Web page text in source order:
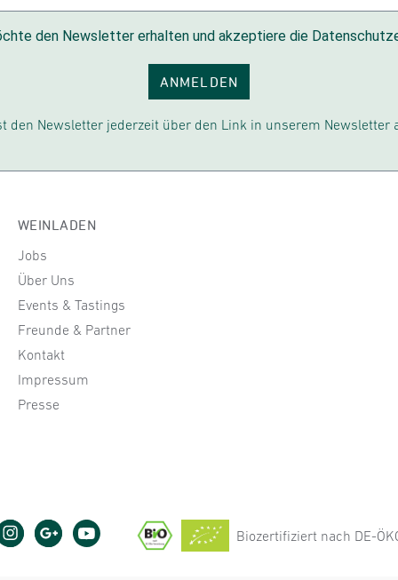
den Newsletter erhalten und akzeptiere die
ANMELDEN
den Newsletter jederzeit über den Link in unserem Newsletter
WEINLADEN
Jobs
Über Uns
Events & Tastings
Freunde & Partner
Kontakt
Impressum
Presse
Biozertifiziert nach DE-